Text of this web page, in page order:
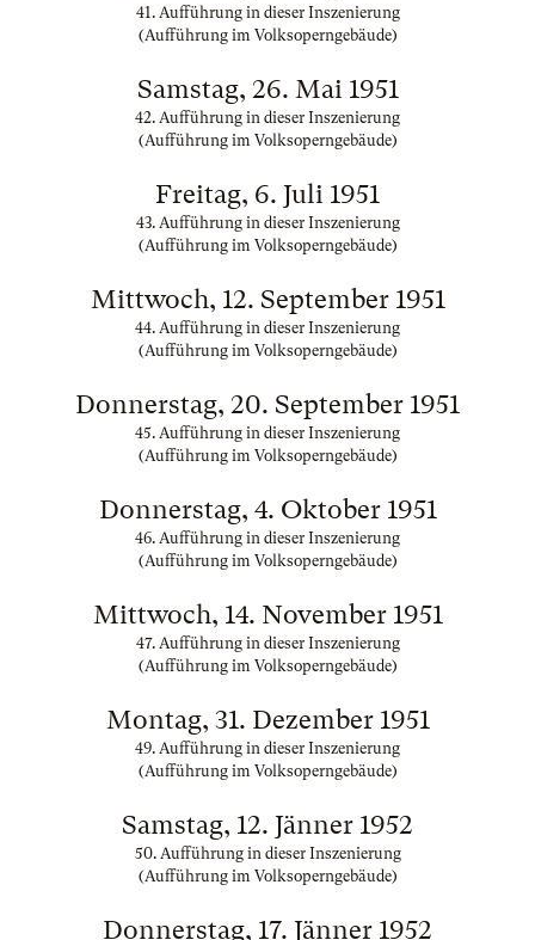
41. Aufführung in dieser Inszenierung
(Aufführung im Volksoperngebäude)
Samstag, 26. Mai 1951
42. Aufführung in dieser Inszenierung
(Aufführung im Volksoperngebäude)
Freitag, 6. Juli 1951
43. Aufführung in dieser Inszenierung
(Aufführung im Volksoperngebäude)
Mittwoch, 12. September 1951
44. Aufführung in dieser Inszenierung
(Aufführung im Volksoperngebäude)
Donnerstag, 20. September 1951
45. Aufführung in dieser Inszenierung
(Aufführung im Volksoperngebäude)
Donnerstag, 4. Oktober 1951
46. Aufführung in dieser Inszenierung
(Aufführung im Volksoperngebäude)
Mittwoch, 14. November 1951
47. Aufführung in dieser Inszenierung
(Aufführung im Volksoperngebäude)
Montag, 31. Dezember 1951
49. Aufführung in dieser Inszenierung
(Aufführung im Volksoperngebäude)
Samstag, 12. Jänner 1952
50. Aufführung in dieser Inszenierung
(Aufführung im Volksoperngebäude)
Donnerstag, 17. Jänner 1952